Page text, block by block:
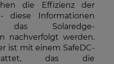
die Effizienz der
diese Informationen
Solaredge-
nachverfolgt werden.
ist mit einem SafeDC-
das die